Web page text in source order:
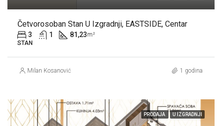
Četvorosoban Stan U Izgradnji, EASTSIDE, Centar
3 1 81,23m²
STAN
Milan Kosanović 1 godina
PRODAJA U IZGRADNJI